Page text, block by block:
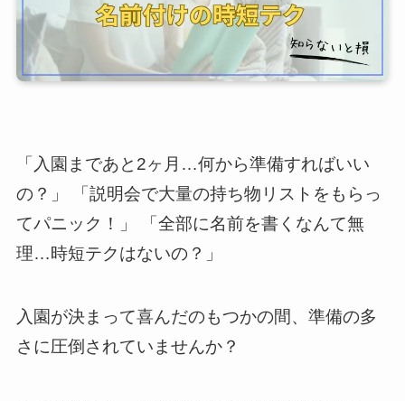
「入園まであと2ヶ月…何から準備すればいい
の？」 「説明会で大量の持ち物リストをもらっ
てパニック！」 「全部に名前を書くなんて無
理…時短テクはないの？」
入園が決まって喜んだのもつかの間、準備の多
さに圧倒されていませんか？